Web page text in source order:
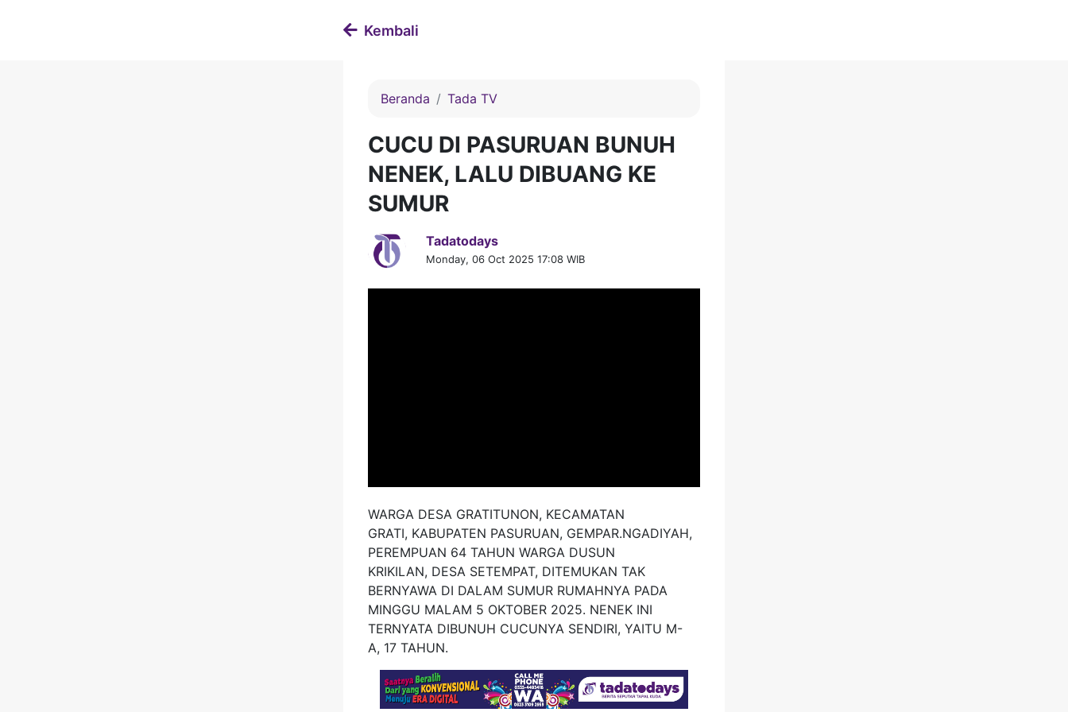
Kembali
Beranda Tada TV
CUCU DI PASURUAN BUNUH
NENEK, LALU DIBUANG KE
SUMUR
Tadatodays
Monday, 06 Oct 2025 17:08 WIB
WARGA DESA GRATITUNON, KECAMATAN
GRATI, KABUPATEN PASURUAN, GEMPAR.NGADIYAH,
PEREMPUAN 64 TAHUN WARGA DUSUN
KRIKILAN, DESA SETEMPAT, DITEMUKAN TAK
BERNYAWA DI DALAM SUMUR RUMAHNYA PADA
MINGGU MALAM 5 OKTOBER 2025. NENEK INI
TERNYATA DIBUNUH CUCUNYA SENDIRI, YAITU M-
A, 17 TAHUN.